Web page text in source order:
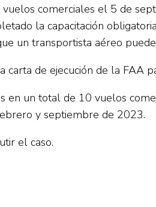
comerciales el 5 de
la capacitación
un transportista aéreo
de ejecución de la FAA
un total de 10 vuelos
y septiembre de 2023.
el caso.